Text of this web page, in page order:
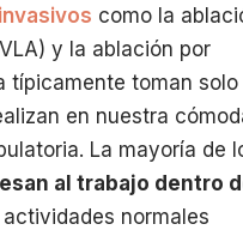
como la
y la ablación por
típicamente toman
en nuestra
La mayoría de
al trabajo dentro
normales